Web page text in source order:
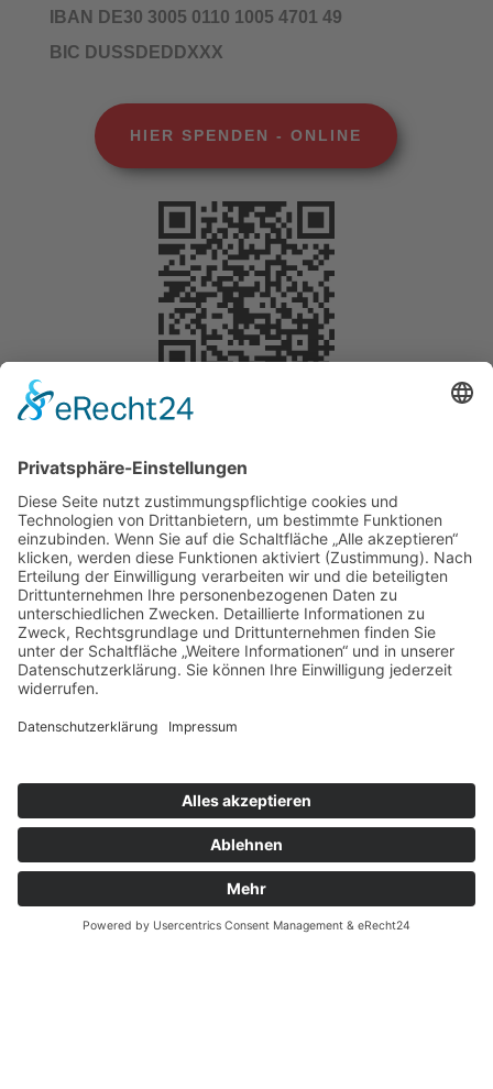
IBAN DE30 3005 0110 1005 4701 49
BIC DUSSDEDDXXX
HIER SPENDEN - ONLINE
Selbstverständlich können Sie Ihre Spende
steuerlich geltend machen. Für Beträge bis 200
Euro benötigen Sie keine gesonderte
Bescheinigung. Die Vorlage des
Überweisungsträgers bei der Steuererklärung
reicht aus, um die Spende steuermindernd geltend
zu machen.
Herzwerk · Kölner Landstraße 169 · 40591
Düsseldorf · 0211 2299-1106 ·
duesseldorf.de
Impressum
Datenschutz